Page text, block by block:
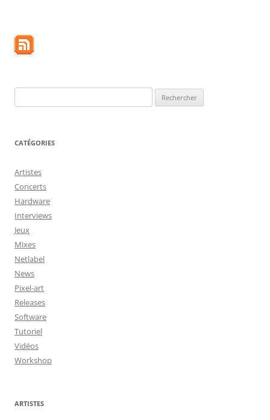
CATÉGORIES
Artistes
Concerts
Hardware
Interviews
Jeux
Mixes
Netlabel
News
Pixel-art
Releases
Software
Tutoriel
Vidéos
Workshop
ARTISTES